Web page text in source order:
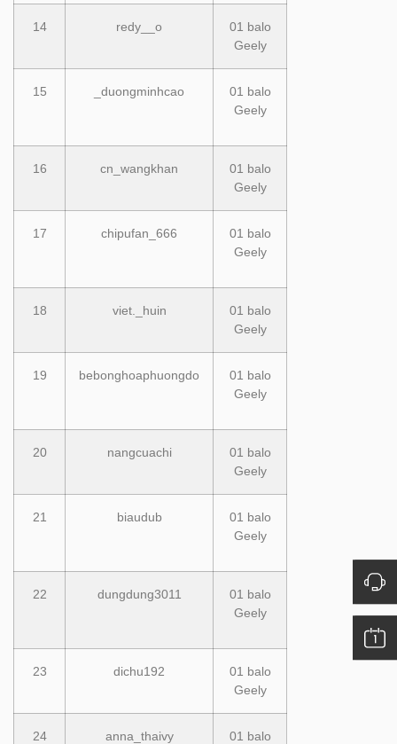
14 redy__o
01 balo
Geely
15 _duongminhcao
01 balo
Geely
16 cn_wangkhan
01 balo
Geely
17 chipufan_666
01 balo
Geely
18 viet._huin
01 balo
Geely
19 bebonghoaphuongdo
01 balo
Geely
20 nangcuachi
01 balo
Geely
21 biaudub
01 balo
Geely
22 dungdung3011
01 balo
Geely
23 dichu192
01 balo
Geely
24 anna_thaivy
01 balo